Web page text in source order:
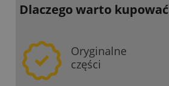
Dlaczego warto kupować
Oryginalne
części